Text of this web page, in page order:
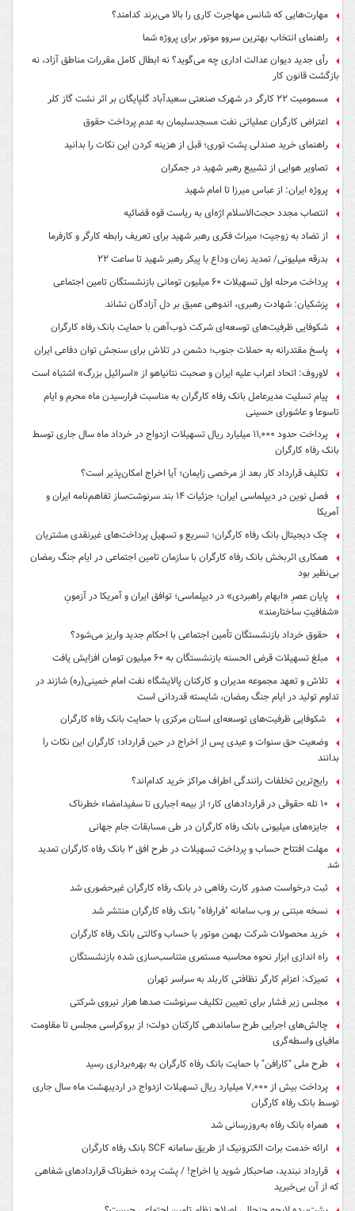
مهارت‌هایی که شانس مهاجرت کاری را بالا می‌برند کدامند؟
راهنمای انتخاب بهترین سروو موتور برای پروژه شما
رأی جدید دیوان عدالت اداری چه می‌گوید؟ نه ابطال کامل مقررات مناطق آزاد، نه
بازگشت قانون کار
مسمومیت ۲۲ کارگر در شهرک صنعتی سعیدآباد گلپایگان بر اثر نشت گاز کلر
اعتراض کارگران عملیاتی نفت مسجدسلیمان به عدم پرداخت حقوق
راهنمای خرید صندلی پشت توری؛ قبل از هزینه کردن این نکات را بدانید
تصاویر هوایی از تشییع رهبر شهید در جمکران
پروژه ایران: از عباس میرزا تا امام شهید
انتصاب مجدد حجت‌الاسلام اژه‌ای به ریاست قوه‌ قضائیه
از تضاد به زوجیت؛ میراث فکری رهبر شهید برای تعریف رابطه کارگر و کارفرما
بدرقه میلیونی/ تمدید زمان وداع با پیکر رهبر شهید تا ساعت ۲۲
پرداخت مرحله اول تسهیلات ۶۰ میلیون تومانی بازنشستگان تامین اجتماعی
پزشکیان: شهادت رهبری، اندوهی عمیق بر دل آزادگان نشاند
شکوفایی ظرفیت‌های توسعه‌ای شرکت ذوب‌آهن با حمایت‌ بانک رفاه کارگران
پاسخ مقتدرانه به حملات جنوب؛ دشمن در تلاش برای سنجش توان دفاعی ایران
لاوروف: اتحاد اعراب علیه ایران و صحبت نتانیاهو از «اسرائیل بزرگ» اشتباه است
پیام تسلیت مدیرعامل بانک رفاه کارگران به مناسبت فرارسیدن ماه محرم و ایام
تاسوعا و عاشورای حسینی
پرداخت حدود ۱۱,۰۰۰ میلیارد ریال تسهیلات ازدواج در خرداد ماه سال جاری توسط
بانک رفاه کارگران
تکلیف قرارداد کار بعد از مرخصی زایمان؛ آیا اخراج امکان‌پذیر است؟
فصل نوین در دیپلماسی ایران؛ جزئیات ۱۴ بند سرنوشت‌ساز تفاهم‌نامه ایران و
آمریکا
چک دیجیتال بانک رفاه کارگران؛ تسریع و تسهیل پرداخت‌های غیرنقدی مشتریان
همکاری اثربخش بانک رفاه کارگران با سازمان تامین اجتماعی در ایام جنگ رمضان
بی‌نظیر بود
پایان عصرِ «ابهام راهبردی» در دیپلماسی؛ توافق ایران و آمریکا در آزمونِ
«شفافیتِ ساختارمند»
حقوق خرداد بازنشستگان تأمین اجتماعی با احکام جدید واریز می‌شود؟
مبلغ تسهیلات قرض الحسنه بازنشستگان به ۶۰ میلیون تومان افزایش یافت
تلاش و تعهد مجموعه مدیران و کارکنان پالایشگاه نفت امام خمینی(ره) شازند در
تداوم تولید در ایام جنگ رمضان، شایسته قدردانی است
شکوفایی ظرفیت‌های توسعه‌ای استان مرکزی با حمایت بانک رفاه کارگران
وضعیت حق سنوات و عیدی پس از اخراج در حین قرارداد؛ کارگران این نکات را
بدانند
رایج‌ترین تخلفات رانندگی اطراف مراکز خرید کدام‌اند؟
۱۰ تله حقوقی در قراردادهای کار؛ از بیمه اجباری تا سفیدامضاء خطرناک
جایزه‌های میلیونی بانک رفاه کارگران در طی مسابقات جام جهانی
مهلت افتتاح حساب و پرداخت تسهیلات در طرح افق ۲ بانک رفاه کارگران تمدید
شد
ثبت درخواست صدور کارت رفاهی در بانک رفاه کارگران غیرحضوری شد
نسخه مبتنی بر وب سامانه "فرارفاه" بانک رفاه کارگران منتشر شد
خرید محصولات شرکت بهمن موتور با حساب وکالتی بانک رفاه کارگران
راه اندازی ابزار نحوه محاسبه مستمری متناسب‌سازی شده بازنشستگان
تمیزک: اعزام کارگر نظافتی کاربلد به سراسر تهران
مجلس زیر فشار برای تعیین تکلیف سرنوشت صدها هزار نیروی شرکتی
چالش‌های اجرایی طرح ساماندهی کارکنان دولت؛ از بروکراسی مجلس تا مقاومت
مافیای واسطه‌گری
طرح ملی "کارافن" با حمایت بانک رفاه کارگران به بهره‌برداری رسید
پرداخت بیش از ۷,۰۰۰ میلیارد ریال تسهیلات ازدواج در اردیبهشت ماه سال جاری
توسط بانک رفاه کارگران
همراه بانک رفاه به‌روزرسانی شد
ارائه خدمت برات الکترونیک از طریق سامانه SCF بانک رفاه کارگران
قرارداد نبندید، صاحبکار شوید یا اخراج! / پشت پرده خطرناک قراردادهای شفاهی
که از آن بی‌خبرید